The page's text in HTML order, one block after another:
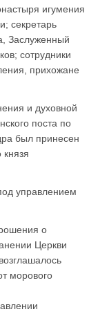
игумения
секретарь
Заслуженный
сотрудники
прихожане
и духовной
поста по
был принесен
князя
управлением
о
Церкви
морового